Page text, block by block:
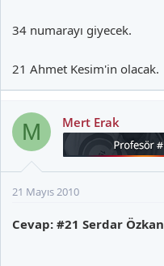
34 numarayı giyecek.
21 Ahmet Kesim'in olacak.
M Mert Erak
21 Mayıs 2010
Cevap: #21 Serdar Özkan